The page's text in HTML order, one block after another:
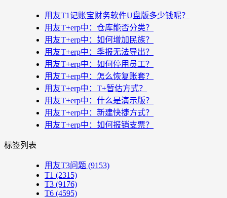
用友T1记账宝财务软件U盘版多少钱呢？
用友T+erp中：仓库能否分类？
用友T+erp中：如何增加民族？
用友T+erp中：季报无法导出？
用友T+erp中：如何停用员工？
用友T+erp中：怎么恢复账套？
用友T+erp中：T+暂估方式？
用友T+erp中：什么是演示版？
用友T+erp中：新建快捷方式？
用友T+erp中：如何报销支票？
标签列表
用友T3问题 (9153)
T1 (2315)
T3 (9176)
T6 (4595)